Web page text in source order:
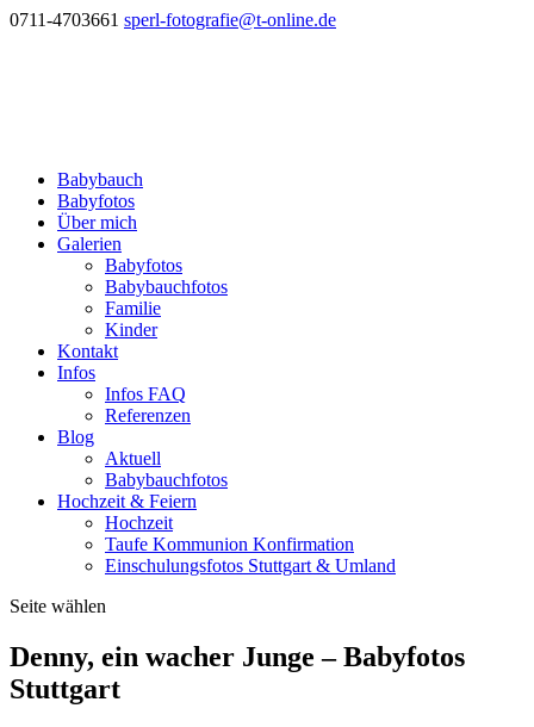
0711-4703661 sperl-fotografie@t-online.de
Babybauch
Babyfotos
Über mich
Galerien
Babyfotos
Babybauchfotos
Familie
Kinder
Kontakt
Infos
Infos FAQ
Referenzen
Blog
Aktuell
Babybauchfotos
Hochzeit & Feiern
Hochzeit
Taufe Kommunion Konfirmation
Einschulungsfotos Stuttgart & Umland
Seite wählen
Denny, ein wacher Junge – Babyfotos
Stuttgart